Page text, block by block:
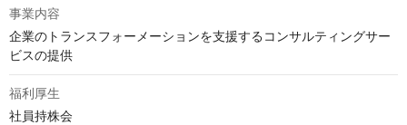
事業内容
企業のトランスフォーメーションを支援するコンサルティングサー
ビスの提供
福利厚生
社員持株会